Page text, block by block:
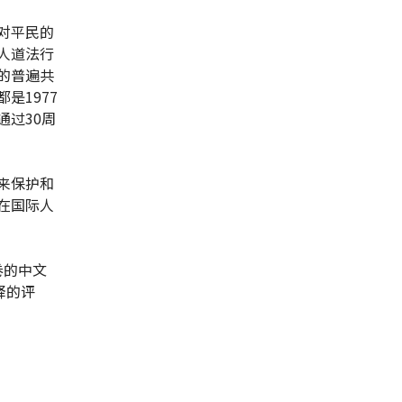
平民的
道法行
普遍共
是1977
过30周
保护和
国际人
中文
的评